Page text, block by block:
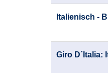
Italienisch -
Giro D´Italia: